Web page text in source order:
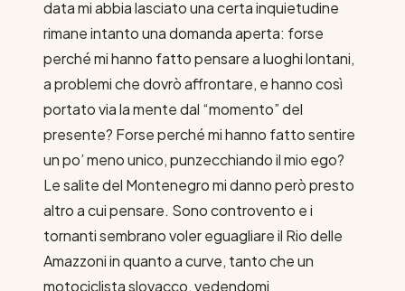
data mi abbia lasciato una certa inquietudine
rimane intanto una domanda aperta: forse
perché mi hanno fatto pensare a luoghi lontani,
a problemi che dovrò affrontare, e hanno così
portato via la mente dal “momento” del
presente? Forse perché mi hanno fatto sentire
un po’ meno unico, punzecchiando il mio ego?
Le salite del Montenegro mi danno però presto
altro a cui pensare. Sono controvento e i
tornanti sembrano voler eguagliare il Rio delle
Amazzoni in quanto a curve, tanto che un
motociclista slovacco, vedendomi